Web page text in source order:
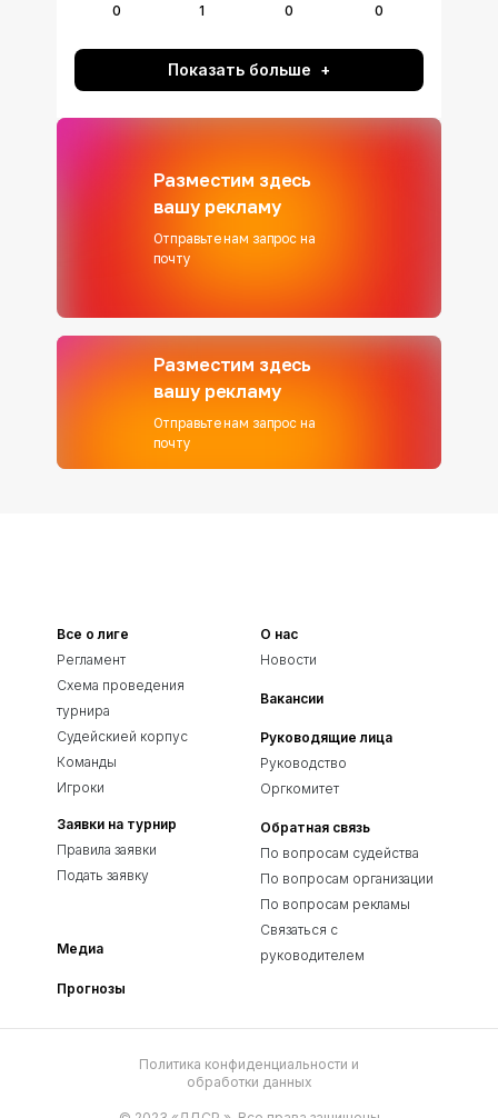
0 1 0 0
Показать больше
Разместим здесь
вашу рекламу
Отправьте нам запрос на
почту
Разместим здесь
вашу рекламу
Отправьте нам запрос на
почту
Все о лиге
Регламент
Схема проведения
турнира
Судейскией корпус
Команды
Игроки
Заявки на турнир
Правила заявки
Подать заявку
Медиа
Прогнозы
О нас
Новости
Вакансии
Руководящие лица
Руководство
Оргкомитет
Обратная связь
По вопросам судейства
По вопросам организации
По вопросам рекламы
Связаться с
руководителем
Политика конфиденциальности и
обработки данных